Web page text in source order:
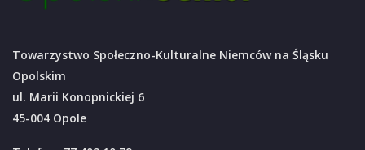
Towarzystwo Społeczno-Kulturalne Niemców na Śląsku
Opolskim
ul. Marii Konopnickiej 6
45-004 Opole